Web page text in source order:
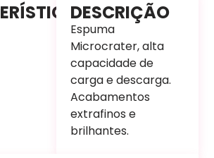
DESCRIÇÃO
Espuma
Microcrater, alta
capacidade de
carga e descarga.
Acabamentos
extrafinos e
brilhantes.